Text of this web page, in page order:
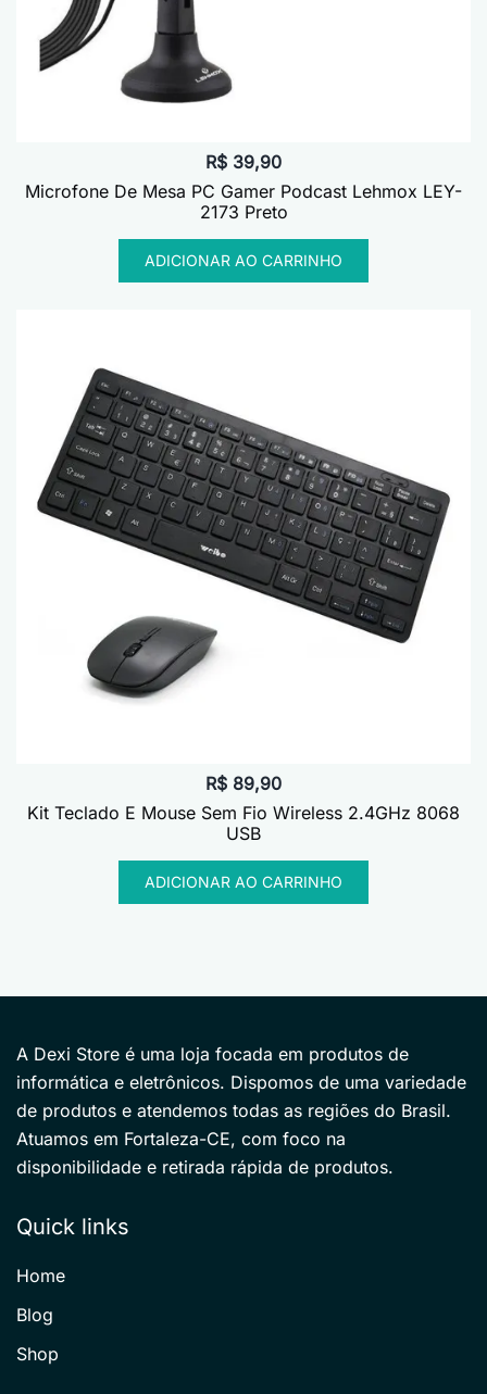
R$ 39,90
Microfone De Mesa PC Gamer Podcast Lehmox LEY-
2173 Preto
ADICIONAR AO CARRINHO
R$ 89,90
Kit Teclado E Mouse Sem Fio Wireless 2.4GHz 8068
USB
ADICIONAR AO CARRINHO
A Dexi Store é uma loja focada em produtos de
informática e eletrônicos. Dispomos de uma variedade
de produtos e atendemos todas as regiões do Brasil.
Atuamos em Fortaleza-CE, com foco na
disponibilidade e retirada rápida de produtos.
Quick links
Home
Blog
Shop